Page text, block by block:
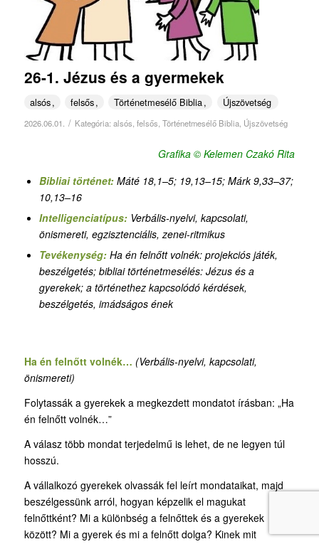
26-1. Jézus és a gyermekek
alsós felsős Történetmesélő Biblia Újszövetség
2026.06.01. / Kategória: alsós felsős Történetmesélő Biblia, Újszövetség
Grafika © Kelemen Czakó Rita
Bibliai történet:Máté 18,1–5; 19,13–15; Márk 9,33–37;
10,13–16
Intelligenciatípus: Verbális-nyelvi, kapcsolati,
önismereti, egzisztenciális, zenei-ritmikus
Tevékenység: Ha én felnőtt volnék: projekciós játék,
beszélgetés;bibliai történetmesélés: Jézus és a
gyerekek; a történethez kapcsolódó kérdések,
beszélgetés, imádságos ének
Ha én felnőtt volnék… (Verbális-nyelvi, kapcsolati,
önismereti)
Folytassák a gyerekek a megkezdett mondatot írásban: „Ha
én felnőtt volnék…”
A válasz több mondat terjedelmű is lehet, de ne legyen túl
hosszú.
A vállalkozó gyerekek olvassák fel leírt mondataikat, majd
beszélgessünk arról, hogyan képzelik el magukat
felnőttként? Mi a különbség a felnőttek és a gyerekek
között? Mi a gyerek és mi a felnőtt dolga? Kinek mit